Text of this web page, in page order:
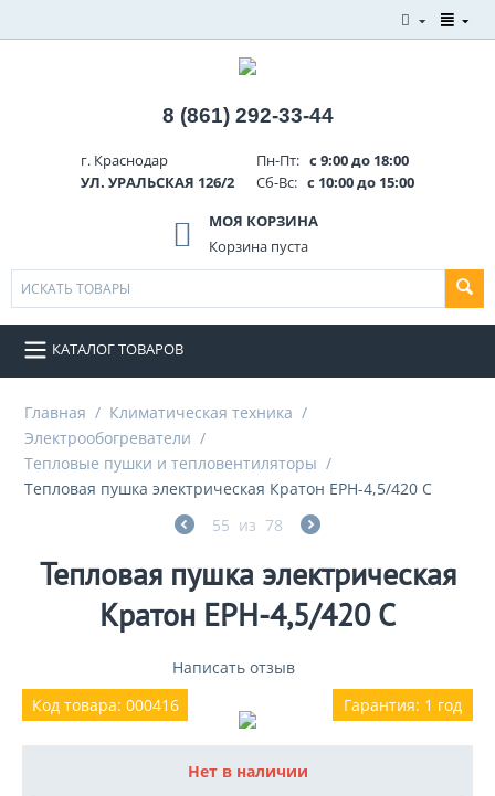
8 (861) 292-33-44
г. Краснодар
УЛ. УРАЛЬСКАЯ 126/2
Пн-Пт: с 9:00 до 18:00
Сб-Вс: с 10:00 до 15:00
МОЯ КОРЗИНА
Корзина пуста
КАТАЛОГ ТОВАРОВ
Главная / Климатическая техника /
Электрообогреватели /
Тепловые пушки и тепловентиляторы /
Тепловая пушка электрическая Кратон EPH-4,5/420 C
55 из 78
Тепловая пушка электрическая
Кратон EPH-4,5/420 C
Написать отзыв
Гарантия: 1 год
Код товара: 000416
Нет в наличии